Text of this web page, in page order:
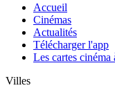
Accueil
Cinémas
Actualités
Télécharger l'app
Les cartes cinéma
Villes